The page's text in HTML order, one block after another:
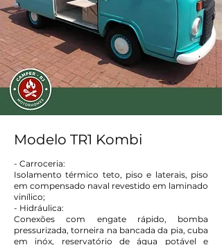
Modelo TR1 Kombi
- Carroceria:
Isolamento térmico teto, piso e laterais, piso
em compensado naval revestido em laminado
vinílico;
- Hidráulica:
Conexões com engate rápido, bomba
pressurizada, torneira na bancada da pia, cuba
em inóx, reservatório de água potável e